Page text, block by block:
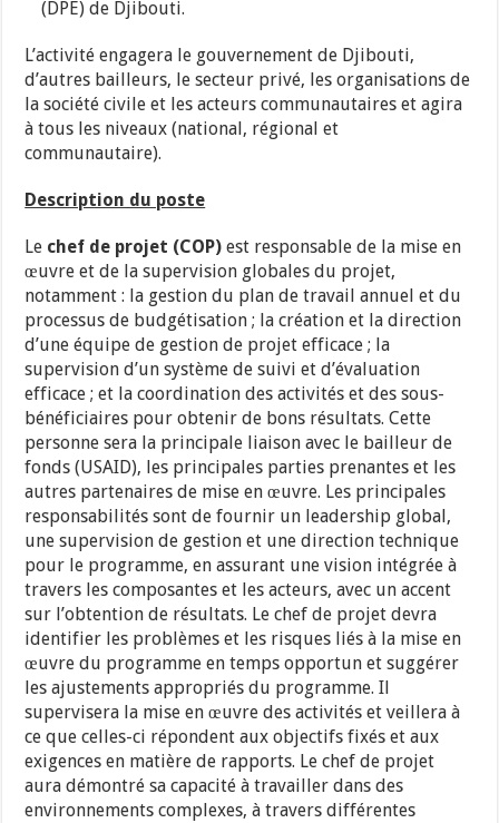
(DPE) de Djibouti.
L’activité engagera le gouvernement de Djibouti,
d’autres bailleurs, le secteur privé, les organisations de
la société civile et les acteurs communautaires et agira
à tous les niveaux (national, régional et
communautaire).
Description du poste
Le chef de projet (COP)est responsable de la mise en
œuvre et de la supervision globales du projet,
notamment : la gestion du plan de travail annuel et du
processus de budgétisation ; la création et la direction
d’une équipe de gestion de projet efficace ; la
supervision d’un système de suivi et d’évaluation
efficace ; et la coordination des activités et des sous-
bénéficiaires pour obtenir de bons résultats. Cette
personne sera la principale liaison avec le bailleur de
fonds (USAID), les principales parties prenantes et les
autres partenaires de mise en œuvre. Les principales
responsabilités sont de fournir un leadership global,
une supervision de gestion et une direction technique
pour le programme, en assurant une vision intégrée à
travers les composantes et les acteurs, avec un accent
sur l’obtention de résultats. Le chef de projet devra
identifier les problèmes et les risques liés à la mise en
œuvre du programme en temps opportun et suggérer
les ajustements appropriés du programme. Il
supervisera la mise en œuvre des activités et veillera à
ce que celles-ci répondent aux objectifs fixés et aux
exigences en matière de rapports. Le chef de projet
aura démontré sa capacité à travailler dans des
environnements complexes, à travers différentes